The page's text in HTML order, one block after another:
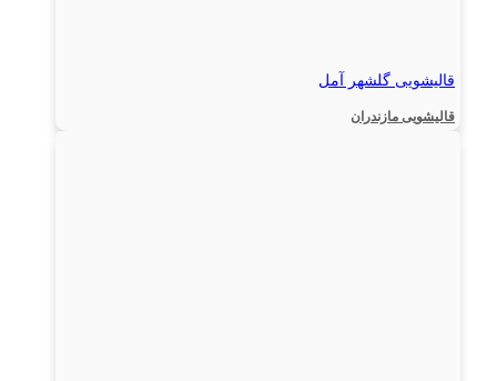
قالیشویی گلشهر آمل
قالیشویی مازندران